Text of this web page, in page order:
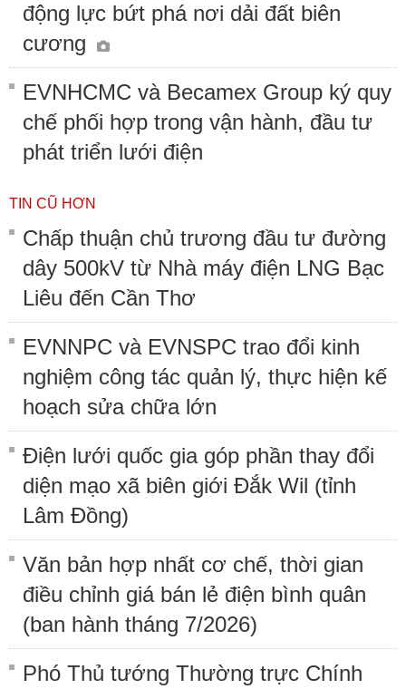
động lực bứt phá nơi dải đất biên
cương
EVNHCMC và Becamex Group ký quy
chế phối hợp trong vận hành, đầu tư
phát triển lưới điện
TIN CŨ HƠN
Chấp thuận chủ trương đầu tư đường
dây 500kV từ Nhà máy điện LNG Bạc
Liêu đến Cần Thơ
EVNNPC và EVNSPC trao đổi kinh
nghiệm công tác quản lý, thực hiện kế
hoạch sửa chữa lớn
Điện lưới quốc gia góp phần thay đổi
diện mạo xã biên giới Đắk Wil (tỉnh
Lâm Đồng)
Văn bản hợp nhất cơ chế, thời gian
điều chỉnh giá bán lẻ điện bình quân
(ban hành tháng 7/2026)
Phó Thủ tướng Thường trực Chính